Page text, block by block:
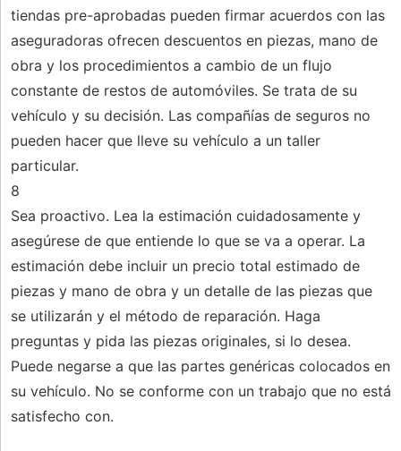
tiendas pre-aprobadas pueden firmar acuerdos con las
aseguradoras ofrecen descuentos en piezas, mano de
obra y los procedimientos a cambio de un flujo
constante de restos de automóviles. Se trata de su
vehículo y su decisión. Las compañías de seguros no
pueden hacer que lleve su vehículo a un taller
particular.
8
Sea proactivo. Lea la estimación cuidadosamente y
asegúrese de que entiende lo que se va a operar. La
estimación debe incluir un precio total estimado de
piezas y mano de obra y un detalle de las piezas que
se utilizarán y el método de reparación. Haga
preguntas y pida las piezas originales, si lo desea.
Puede negarse a que las partes genéricas colocados en
su vehículo. No se conforme con un trabajo que no está
satisfecho con.